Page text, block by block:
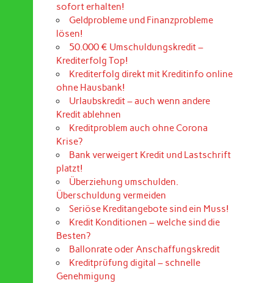
sofort erhalten!
Geldprobleme und Finanzprobleme
lösen!
50.000 € Umschuldungskredit –
Krediterfolg Top!
Krediterfolg direkt mit Kreditinfo online
ohne Hausbank!
Urlaubskredit – auch wenn andere
Kredit ablehnen
Kreditproblem auch ohne Corona
Krise?
Bank verweigert Kredit und Lastschrift
platzt!
Überziehung umschulden.
Überschuldung vermeiden
Seriöse Kreditangebote sind ein Muss!
Kredit Konditionen – welche sind die
Besten?
Ballonrate oder Anschaffungskredit
Kreditprüfung digital – schnelle
Genehmigung